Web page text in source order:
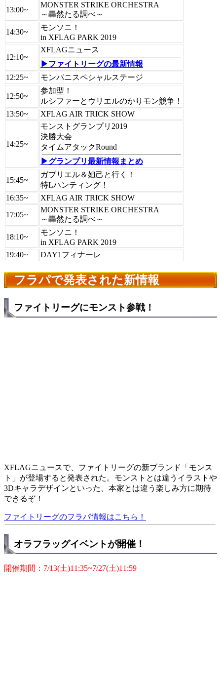
13:00~
MONSTER STRIKE ORCHESTRA
～轟然たる調べ～
14:30~
モンソニ！
in XFLAG PARK 2019
12:10~
XFLAGニュース
▶ファイトリーグの最新情報
12:25~
モンパニスペシャルステージ
12:50~
参加型！
ルシファーとウリエルのかりモン競争！
13:50~
XFLAG AIR TRICK SHOW
14:25~
モンストグランプリ2019
決勝大会
タイムアタックRound
▶グランプリ最新情報まとめ
15:45~
ガブリエル＆妲己と行く！
特Lハンティング！
16:35~
XFLAG AIR TRICK SHOW
17:05~
MONSTER STRIKE ORCHESTRA
～轟然たる調べ～
18:10~
モンソニ！
in XFLAG PARK 2019
19:40~
DAY1フィナーレ
フラパで発表された新情報
ファイトリーグにモンスト参戦！
XFLAGニュースで、ファイトリーグの新ブランド「モンス
ト」が登場すると発表された。モンストとは違うイラストや
3Dキャラデザインといった、本家とは違う楽しみ方に期待
できるぞ！
ファイトリーグのフラパ情報はこちら！
オラフラッグイベントが開催！
開催期間：7/13(土)11:35~7/27(土)11:59